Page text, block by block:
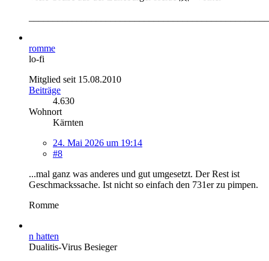
romme
lo-fi
Mitglied seit 15.08.2010
Beiträge
4.630
Wohnort
Kärnten
24. Mai 2026 um 19:14
#8
...mal ganz was anderes und gut umgesetzt. Der Rest ist
Geschmackssache. Ist nicht so einfach den 731er zu pimpen.
Romme
n hatten
Dualitis-Virus Besieger